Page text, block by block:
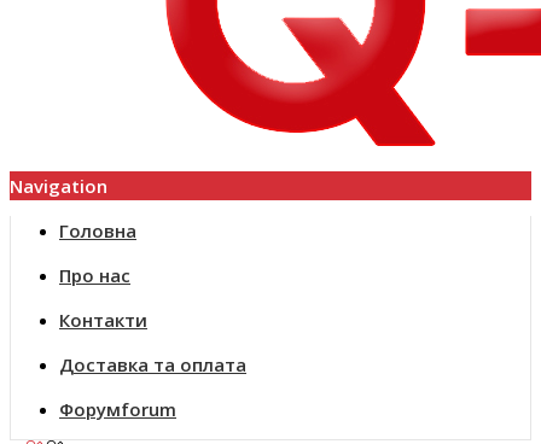
Navigation
Головна
Про нас
Контакти
Доставка та оплата
Форумforum